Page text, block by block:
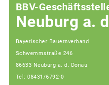
BBV-
Neuburg a.
Bayerischer Bauernverband
Schwemmstraße 246
86633 Neuburg a. d. Donau
Tel: 08431/6792-0